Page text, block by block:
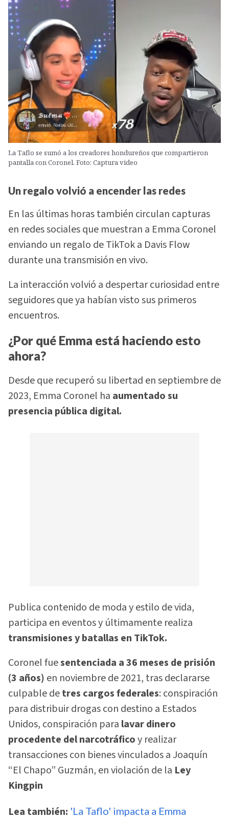
La Taflo se sumó a los creadores hondureños que compartieron
pantalla con Coronel. Foto: Captura video
Un regalo volvió a encender las redes
En las últimas horas también circulan capturas
en redes sociales que muestran a Emma Coronel
enviando un regalo de TikTok a Davis Flow
durante una transmisión en vivo.
La interacción volvió a despertar curiosidad entre
seguidores que ya habían visto sus primeros
encuentros.
¿Por qué Emma está haciendo esto
ahora?
Desde que recuperó su libertad en septiembre de
2023, Emma Coronel ha aumentado su
presencia pública digital.
Publica contenido de moda y estilo de vida,
participa en eventos y últimamente realiza
transmisiones y batallas en TikTok.
Coronel fuesentenciada a 36 meses de prisión
(3 años) en noviembre de 2021, tras declararse
culpable detres cargos federales: conspiración
para distribuir drogas con destino a Estados
Unidos, conspiración para lavar dinero
procedente del narcotráficoy realizar
transacciones con bienes vinculados a Joaquín
“El Chapo” Guzmán, en violación de la Ley
Kingpin
Lea también: 'La Taflo' impacta a Emma